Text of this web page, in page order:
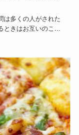
は多くの人がされた
ときはお互いのこと